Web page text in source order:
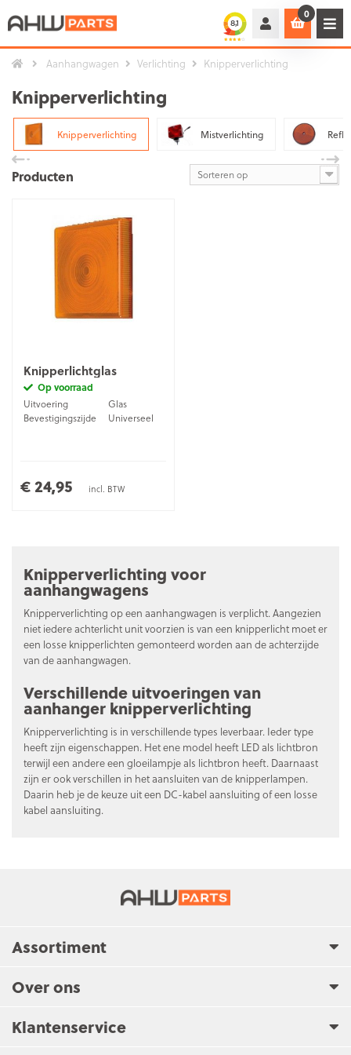
0
Aanhangwagen Verlichting Knipperverlichting
Knipperverlichting
Knipperverlichting Mistverlichting
Producten Sorteren op
Knipperlichtglas
Op voorraad
Uitvoering
Glas
Bevestigingszijde
Universeel
€ 24,95 incl. BTW
Knipperverlichting voor
aanhangwagens
Knipperverlichting op een aanhangwagen is verplicht. Aangezien
niet iedere achterlicht unit voorzien is van een knipperlicht moet er
een losse knipperlichten gemonteerd worden aan de achterzijde
van de aanhangwagen.
Verschillende uitvoeringen van
aanhanger knipperverlichting
Knipperverlichting is in verschillende types leverbaar. Ieder type
heeft zijn eigenschappen. Het ene model heeft LED als lichtbron
terwijl een andere een gloeilampje als lichtbron heeft. Daarnaast
zijn er ook verschillen in het aansluiten van de knipperlampen.
Daarin heb je de keuze uit een DC-kabel aansluiting of een losse
kabel aansluiting.
Assortiment
Over ons
Klantenservice